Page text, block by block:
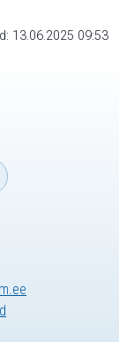
13.06.2025 09:53